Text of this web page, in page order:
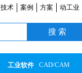
技术 案例 方案 动工业
工业软件 CAD/CAM